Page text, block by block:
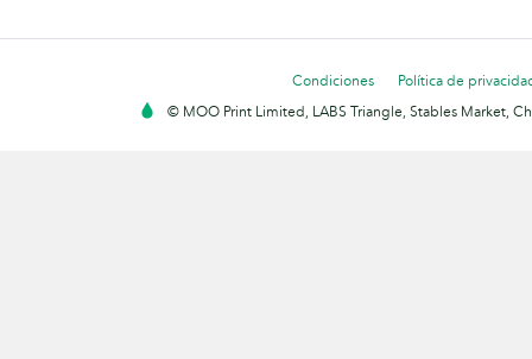
Condiciones
Política de
© MOO Print Limited, LABS Triangle, Stables Market,